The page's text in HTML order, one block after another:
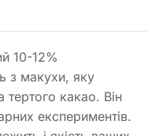
10-12%
з макухи, яку
тертого какао. Він
експериментів.